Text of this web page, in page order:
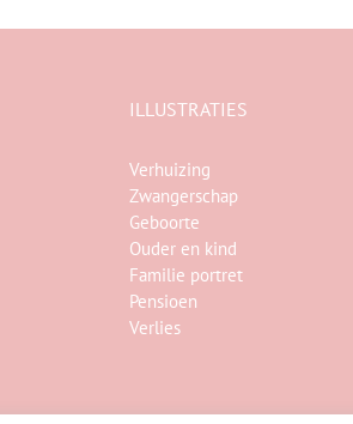
ILLUSTRATIES
Verhuizing
Zwangerschap
Geboorte
Ouder en kind
Familie portret
Pensioen
Verlies